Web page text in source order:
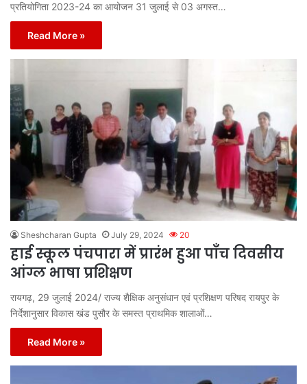
प्रतियोगिता 2023-24 का आयोजन 31 जुलाई से 03 अगस्त…
Read More »
Sheshcharan Gupta July 29, 2024 20
हाई स्कूल पंचपारा में प्रारंभ हुआ पाँच दिवसीय
आंग्ल भाषा प्रशिक्षण
रायगढ़, 29 जुलाई 2024/ राज्य शैक्षिक अनुसंधान एवं प्रशिक्षण परिषद रायपुर के
निर्देशानुसार विकास खंड पुसौर के समस्त प्राथमिक शालाओं…
Read More »